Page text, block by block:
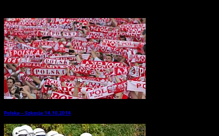
Polska – Szkocja 14.10.2014